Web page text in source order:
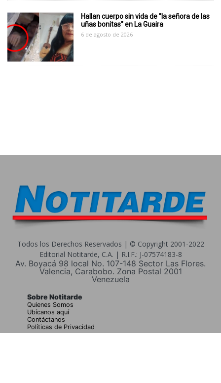
Hallan cuerpo sin vida de "la señora de las
uñas bonitas" en La Guaira
6 de agosto de 2026
Todos los Derechos Reservados | © Copyright 2001-2022
Editorial Notitarde, C.A. | R.I.F.: J-07574183-8
Av. Boyacá 98 local No. 107-148 Sector Las Flores.
Valencia, Carabobo. Zona Postal 2001
Venezuela
Sobre Notitarde
Quienes Somos
Ubícanos aquí
Contáctanos
Políticas de Privacidad